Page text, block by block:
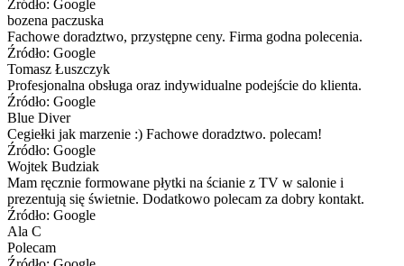
Źródło: Google
bozena paczuska
Fachowe doradztwo, przystępne ceny. Firma godna polecenia.
Źródło: Google
Tomasz Łuszczyk
Profesjonalna obsługa oraz indywidualne podejście do klienta.
Źródło: Google
Blue Diver
Cegiełki jak marzenie :) Fachowe doradztwo. polecam!
Źródło: Google
Wojtek Budziak
Mam ręcznie formowane płytki na ścianie z TV w salonie i
prezentują się świetnie. Dodatkowo polecam za dobry kontakt.
Źródło: Google
Ala C
Polecam